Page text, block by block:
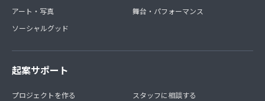
アート・写真
ソーシャルグッド
舞台・パフォーマンス
起案サポート
プロジェクトを作る
スタッフに相談する